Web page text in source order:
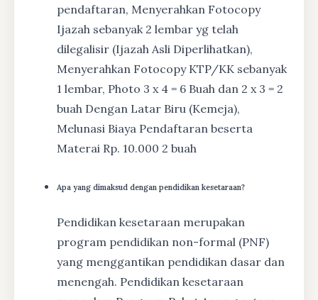
pendaftaran, Menyerahkan Fotocopy
Ijazah sebanyak 2 lembar yg telah
dilegalisir (Ijazah Asli Diperlihatkan),
Menyerahkan Fotocopy KTP/KK sebanyak
1 lembar, Photo 3 x 4 = 6 Buah dan 2 x 3 = 2
buah Dengan Latar Biru (Kemeja),
Melunasi Biaya Pendaftaran beserta
Materai Rp. 10.000 2 buah
Apa yang dimaksud dengan pendidikan kesetaraan?
Pendidikan kesetaraan merupakan
program pendidikan non-formal (PNF)
yang menggantikan pendidikan dasar dan
menengah. Pendidikan kesetaraan